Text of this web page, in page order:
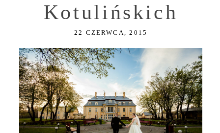
Kotulińskich
22 CZERWCA, 2015